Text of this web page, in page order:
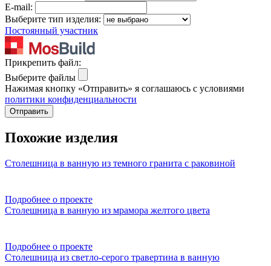
E-mail:
Выберите тип изделия:
Постоянный участник
Прикрепить файл:
Выберите файлы
Нажимая кнопку «Отправить» я соглашаюсь с условиями
политики конфиденциальности
Отправить
Похожие изделия
Столешница в ванную из темного гранита с раковиной
Подробнее о проекте
Столешница в ванную из мрамора желтого цвета
Подробнее о проекте
Столешница из светло-серого травертина в ванную